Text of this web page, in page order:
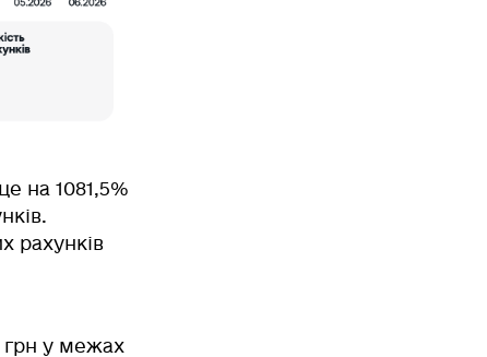
на 1081,5%
рахунків
у межах